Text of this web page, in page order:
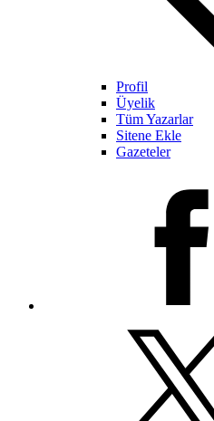
Profil
Üyelik
Tüm Yazarlar
Sitene Ekle
Gazeteler